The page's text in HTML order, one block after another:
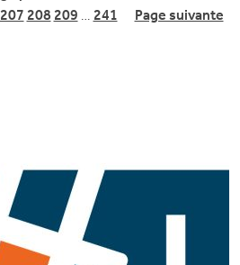
207 208 209 241 Page suivante